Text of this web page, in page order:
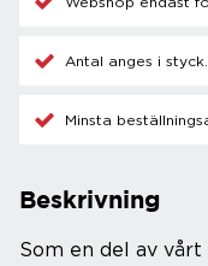
Antal anges i
Minsta
Beskrivning
Som en del av